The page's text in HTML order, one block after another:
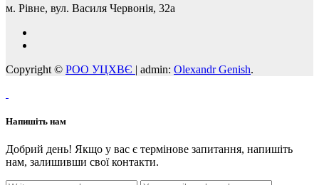
м. Рівне, вул. Василя Червонія, 32а
Copyright © РОО УЦХВЄ | admin: Olexandr Genish.
Напишіть нам
Добрий день! Якщо у вас є термінове запитання, напишіть
нам, залишивши свої контакти.